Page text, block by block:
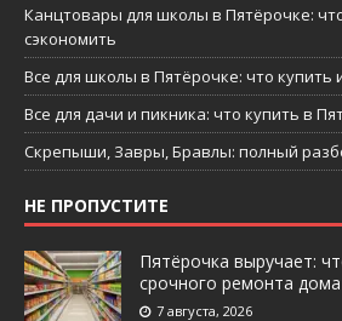
Канцтовары для школы в Пятёрочке:
сэкономить
Все для школы в Пятёрочке: что купить
Все для дачи и пикника: что купить в
Скрепыши, Завры, Бравлы: полный
НЕ ПРОПУСТИТЕ
Пятёрочка выручает:
срочного ремонта
7 августа, 2026